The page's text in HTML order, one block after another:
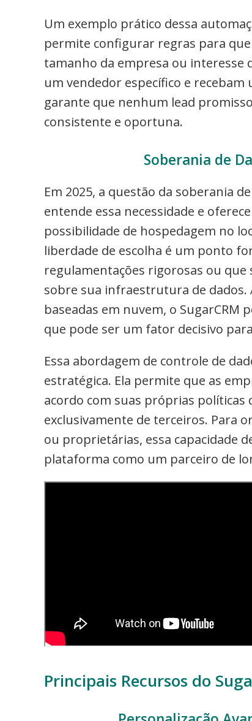
Um exemplo prático dessa
permite configurar regras para
tamanho da empresa ou
um vendedor específico e
garante que nenhum lead
consistente e oportuna.
Soberania de
Em 2025, a questão da soberania
entende essa necessidade e
possibilidade de hospedagem no
liberdade de escolha é um ponto
regulamentações rigorosas ou
sobre sua infraestrutura de
baseadas em nuvem, o SugarCRM
que pode ser um fator decisivo
Essa abordagem de controle de
estratégica. Ela permite que as
acordo com suas próprias políticas
exclusivamente de terceiros. Para
ou proprietárias, essa capacidade
plataforma como um parceiro de
Principais Recursos do